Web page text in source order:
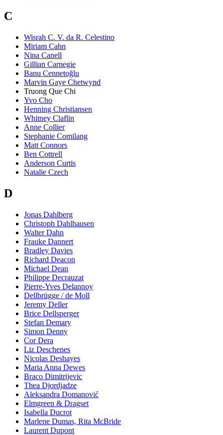
C
Wisrah C. V. da R. Celestino
Miriam Cahn
Nina Canell
Gillian Carnegie
Banu Cennetoğlu
Marvin Gaye Chetwynd
Truong Que Chi
Yvo Cho
Henning Christiansen
Whitney Claflin
Anne Collier
Stephanie Comilang
Matt Connors
Ben Cottrell
Anderson Curtis
Natalie Czech
D
Jonas Dahlberg
Christoph Dahlhausen
Walter Dahn
Frauke Dannert
Bradley Davies
Richard Deacon
Michael Dean
Philippe Decrauzat
Pierre-Yves Delannoy
Dellbrügge / de Moll
Jeremy Deller
Brice Dellsperger
Stefan Demary
Simon Denny
Cor Dera
Liz Deschenes
Nicolas Deshayes
Maria Anna Dewes
Braco Dimitrijevic
Thea Djordjadze
Aleksandra Domanović
Elmgreen & Dragset
Isabella Ducrot
Marlene Dumas, Rita McBride
Laurent Dupont